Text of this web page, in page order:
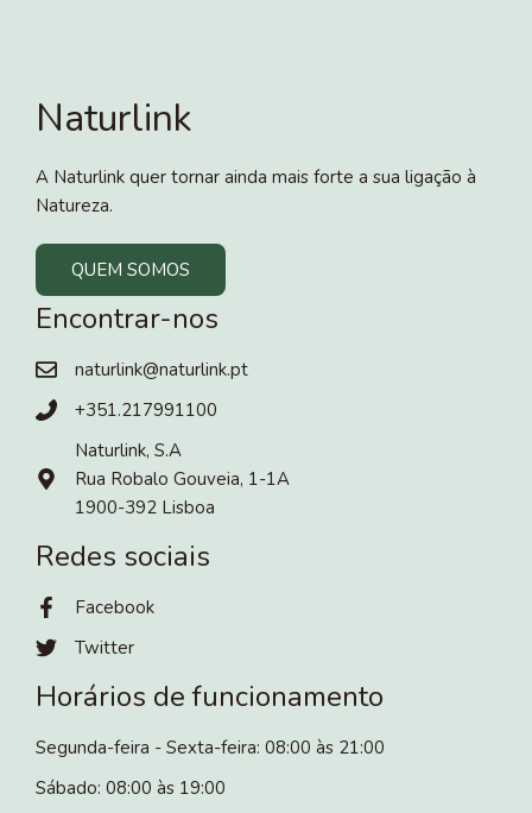
Naturlink
A Naturlink quer tornar ainda mais forte a sua ligação à
Natureza.
QUEM SOMOS
Encontrar-nos
naturlink@naturlink.pt
+351.217991100
Naturlink, S.A
Rua Robalo Gouveia, 1-1A
1900-392 Lisboa
Redes sociais
Facebook
Twitter
Horários de funcionamento
Segunda-feira - Sexta-feira: 08:00 às 21:00
Sábado: 08:00 às 19:00